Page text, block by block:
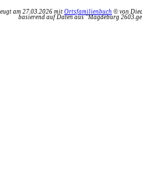
am 27.03.2026 mit Ortsfamilienbuch © von
basierend auf Daten aus "Magdeburg